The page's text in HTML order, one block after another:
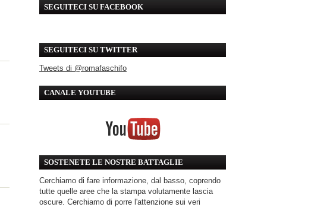
SEGUITECI SU FACEBOOK
SEGUITECI SU TWITTER
Tweets di @romafaschifo
CANALE YOUTUBE
SOSTENETE LE NOSTRE BATTAGLIE
Cerchiamo di fare informazione, dal basso, coprendo
tutte quelle aree che la stampa volutamente lascia
oscure. Cerchiamo di porre l'attenzione sui veri